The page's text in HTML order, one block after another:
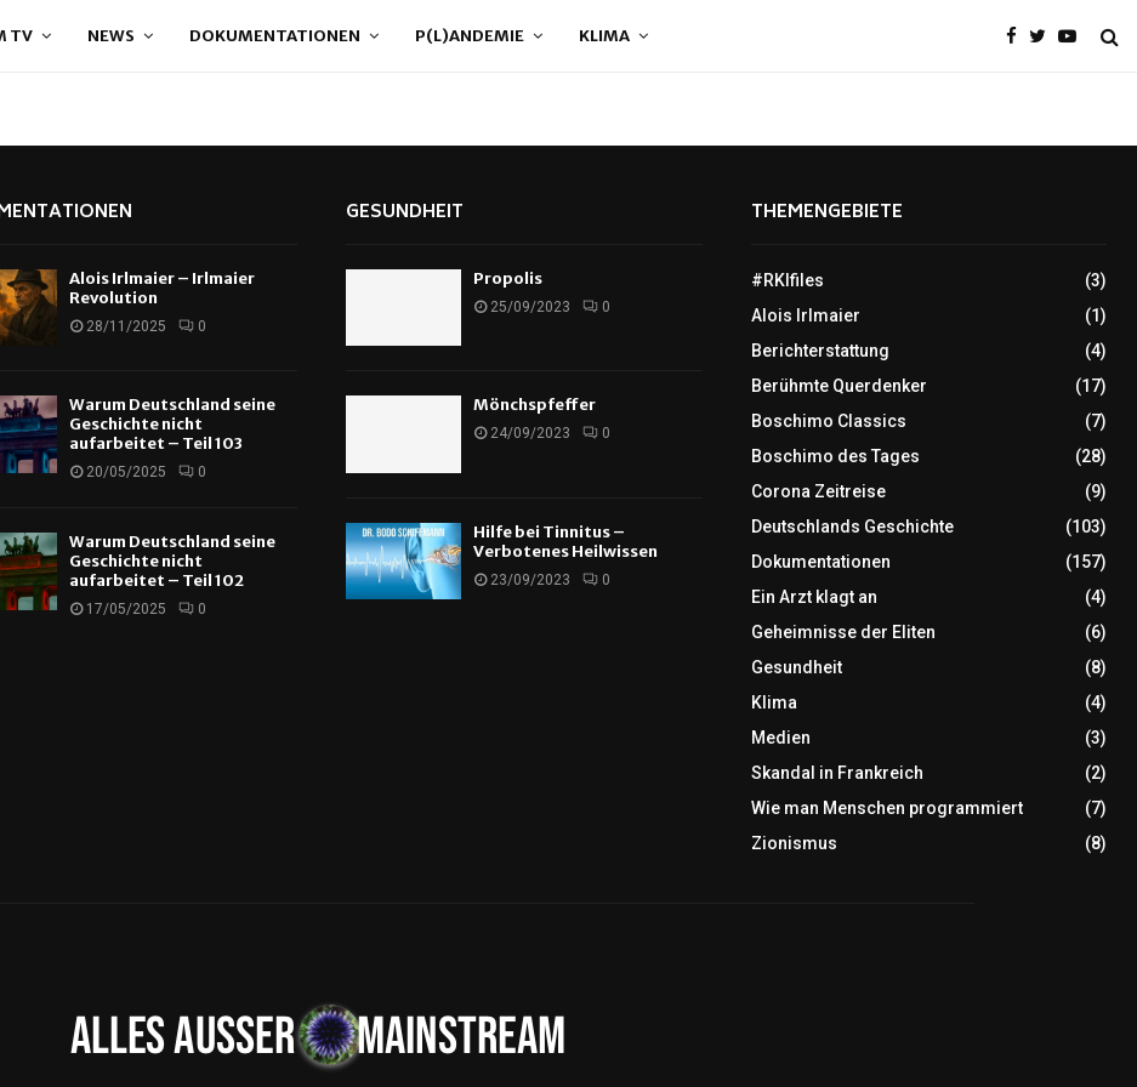
TV NEWS DOKUMENTATIONEN P(L)ANDEMIE KLIMA
Alois Irlmaier – Irlmaier
Revolution
28/11/2025 0
Warum Deutschland seine
Geschichte nicht
aufarbeitet – Teil 103
20/05/2025 0
Warum Deutschland seine
Geschichte nicht
aufarbeitet – Teil 102
17/05/2025 0
GESUNDHEIT
Propolis
25/09/2023 0
Mönchspfeffer
24/09/2023 0
Hilfe bei Tinnitus –
Verbotenes Heilwissen
23/09/2023 0
THEMENGEBIETE
#RKIfiles
(3)
Alois Irlmaier
(1)
Berichterstattung
(4)
Berühmte Querdenker
(17)
Boschimo Classics
(7)
Boschimo des Tages
(28)
Corona Zeitreise
(9)
Deutschlands Geschichte
(103)
Dokumentationen
(157)
Ein Arzt klagt an
(4)
Geheimnisse der Eliten
(6)
Gesundheit
(8)
Klima
(4)
Medien
(3)
Skandal in Frankreich
(2)
Wie man Menschen programmiert
(7)
Zionismus
(8)